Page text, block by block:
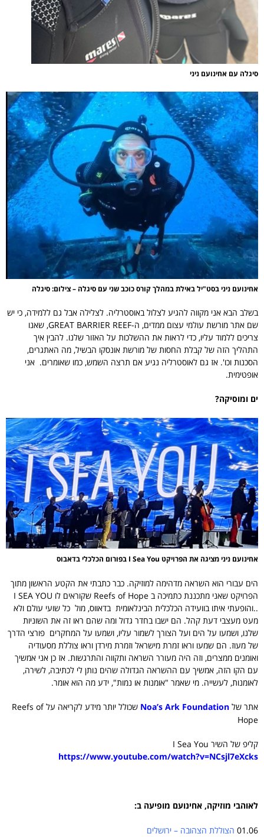
סיגלה עם אחינועם ניני
אחינועם ניני בסט"יל באילת במהלך קורס כוכב שני עם סיגלה – צילום: סיגלה
בשלב הבא אני מקווה להגיע לצלול באוסטרליה. לצלילה אבל גם ללמידה, כי יש
שם אתר מורשת עולמי עצום ממדים, ה-GREAT BARRIER REEF, שאנו
צריכים ללמוד עליו, כדי לראות את ההשלכות על האזור שלנו. להבין איך
התהליך הזה של קבלת החסות של מורשת אונסקו הבשיל, מה האתגרים,
הסכנות וכו'. אז גם לאוסטרליה נגיע אם תרצה השמש, כמו שאומרים. אני
אופטימית.
ים ומוסיקה?
אחינועם ניני מציגה את הפרויקט I Sea You בפורום הכלכלי בדאבוס
הים עבורי הוא השראה מדהימה למוזיקה. כבר כתבתי את הקטע הראשון מתוך
..והופעתי איתו בוועידה הכלכלית הבינלאומית בדאווס, מול כל שועי עולם ולא
מעט מעצבי דעת קהל. הם ישבו בחדר גדול ומה שהם ראו זה את השוניות
שלנו, ושמעו על הים ועל הצורך לשמור עליו, ושמעו על המחקרים פורצי הדרך
של מעוז. הם שמעו וראו זמרת מישראל וזמרת מירדן וראו צוללת מסעודיה
ואומנים ממצרים, וזה היה מעורר השראה ותקווה והתרגשות. אז כן אני אמשיך
עם הקו הזה, אמשיך עם ההשראה הגדולה שהים נותן לי לכתיבה, לשירה,
לאומנות, לעשייה. מי שאמר "אומנות או נמות", ידע מה הוא אומר.
אתר של Noa’s Ark Foundation
שכולל יותר מידע לקריאה על Reefs of
Hope
קליפ של השיר I Sea You
https://www.youtube.com/watch?v=NCsjl7eXcks
לאוהבי מוזיקה, אחינועם מופיעה ב:
01.06 הצוללת הצהובה – ירושלים